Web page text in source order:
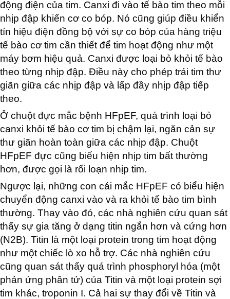
động điện của tim. Canxi đi vào tế bào tim theo mỗi
nhịp đập khiến cơ co bóp. Nó cũng giúp điều khiển
tín hiệu điện đồng bộ với sự co bóp của hàng triệu
tế bào cơ tim cần thiết để tim hoạt động như một
máy bơm hiệu quả. Canxi được loại bỏ khỏi tế bào
theo từng nhịp đập. Điều này cho phép trái tim thư
giãn giữa các nhịp đập và lấp đầy nhịp đập tiếp
theo.
Ở chuột đực mắc bệnh HFpEF, quá trình loại bỏ
canxi khỏi tế bào cơ tim bị chậm lại, ngăn cản sự
thư giãn hoàn toàn giữa các nhịp đập. Chuột
HFpEF đực cũng biểu hiện nhịp tim bất thường
hơn, được gọi là rối loạn nhịp tim.
Ngược lại, những con cái mắc HFpEF có biểu hiện
chuyển động canxi vào và ra khỏi tế bào tim bình
thường. Thay vào đó, các nhà nghiên cứu quan sát
thấy sự gia tăng ở dạng titin ngắn hơn và cứng hơn
(N2B). Titin là một loại protein trong tim hoạt động
như một chiếc lò xo hỗ trợ. Các nhà nghiên cứu
cũng quan sát thấy quá trình phosphoryl hóa (một
phản ứng phân tử) của Titin và một loại protein sợi
tim khác, troponin I. Cả hai sự thay đổi về Titin và